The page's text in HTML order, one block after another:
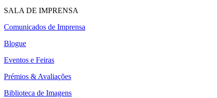
SALA DE IMPRENSA
Comunicados de Imprensa
Blogue
Eventos e Feiras
Prémios & Avaliações
Biblioteca de Imagens